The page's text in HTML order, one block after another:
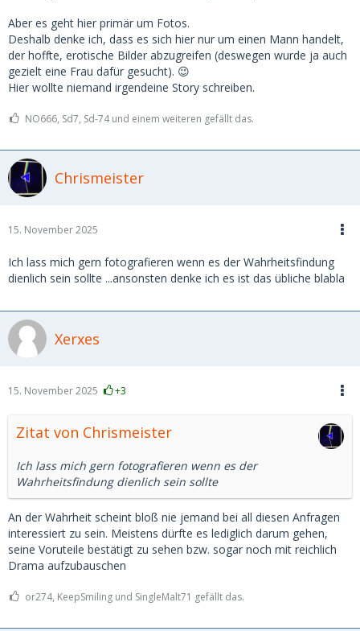
Aber es geht hier primär um Fotos.
Deshalb denke ich, dass es sich hier nur um einen Mann handelt,
der hoffte, erotische Bilder abzugreifen (deswegen wurde ja auch
gezielt eine Frau dafür gesucht). 😉
Hier wollte niemand irgendeine Story schreiben.
NO666, Sd7, Sd-74 und einem weiteren gefällt das.
Chrismeister
15. November 2025
Ich lass mich gern fotografieren wenn es der Wahrheitsfindung
dienlich sein sollte ...ansonsten denke ich es ist das übliche blabla
Xerxes
15. November 2025 +3
Zitat von Chrismeister
Ich lass mich gern fotografieren wenn es der
Wahrheitsfindung dienlich sein sollte
An der Wahrheit scheint bloß nie jemand bei all diesen Anfragen
interessiert zu sein. Meistens dürfte es lediglich darum gehen,
seine Voruteile bestätigt zu sehen bzw. sogar noch mit reichlich
Drama aufzubauschen
or274, KeepSmiling und SingleMalt71 gefällt das.